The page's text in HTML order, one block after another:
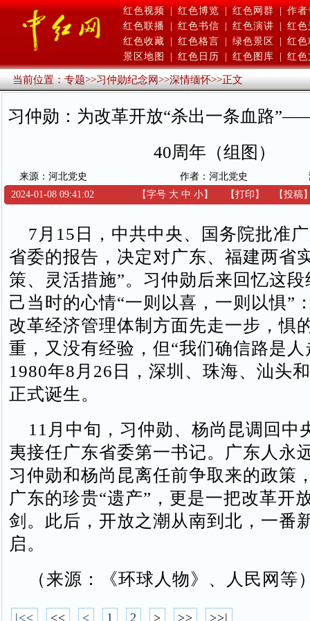
红色视频 | 红色博览 | 红色网群 | 作者
红色联播
红色书信 红色演讲
红色
红色收藏
红色格言 绿色景区
红色
景区地图
红色日历 红色图库 红色
当前位置：专题>>习仲勋纪念网>>深情缅怀>>正文
习仲勋：为改革开放“杀出一条血路
40周年（组图）
来源：河北党史 作者：河北党史
2024-01-08 09:41:02
【字号 大 中 小】 【打印 】 【投稿
7月15日，中共中央、国务院批准
省委的报告，决定对广东、福建两省
策、灵活措施”。习仲勋后来回忆这
己当时的心情“一则以喜，一则以惧”
改革经济管理体制方面先走一步，惧
重，又没有经验，但“我们确信路是人
1980年8月26日，深圳、珠海、汕头
正式诞生。
11月中旬，习仲勋、杨尚昆调回中
夷接任广东省委第一书记。广东人永
习仲勋和杨尚昆离任前争取来的政策
广东的珍贵“遗产”，更是一把改革开
剑。此后，开放之潮从南到北，一番
启。
（来源：《环球人物》、人民网等
|<< << < 1 2 > >> >>|